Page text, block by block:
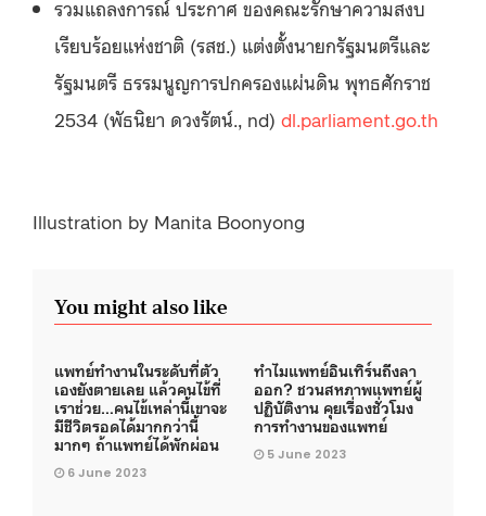
รวมแถลงการณ์ ประกาศ ของคณะรักษาความสงบ
เรียบร้อยแห่งชาติ (รสช.) แต่งตั้งนายกรัฐมนตรีและ
รัฐมนตรี ธรรมนูญการปกครองแผ่นดิน พุทธศักราช
2534 (พัธนิยา ดวงรัตน์., nd) dl.parliament.go.th
Illustration by Manita Boonyong
You might also like
แพทย์ทำงานในระดับที่ตัว
เองยังตายเลย แล้วคนไข้ที่
เราช่วย…คนไข้เหล่านี้เขาจะ
มีชีวิตรอดได้มากกว่านี้
มากๆ ถ้าแพทย์ได้พักผ่อน
6 June 2023
ทำไมแพทย์อินเทิร์นถึงลา
ออก? ชวนสหภาพแพทย์ผู้
ปฏิบัติงาน คุยเรื่องชั่วโมง
การทำงานของแพทย์
5 June 2023